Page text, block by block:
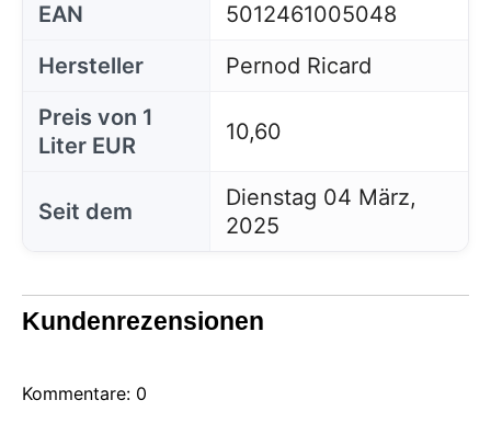
EAN
5012461005048
Hersteller
Pernod Ricard
Preis von 1
Liter EUR
10,60
Seit dem
Dienstag 04 März,
2025
Kundenrezensionen
Kommentare: 0